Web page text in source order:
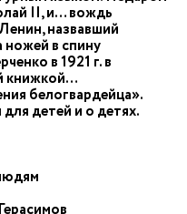
II, и… вождь
назвавший
в спину
в 1921 г. в
книжкой…
белогвардейца».
детей и о детях.